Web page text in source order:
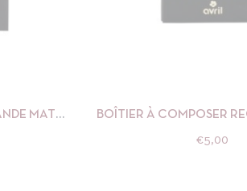
MAT
BOÎTIER À COMPOSER
€ 5,00